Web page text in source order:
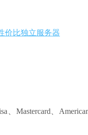
价比独立服务器
Mastercard、